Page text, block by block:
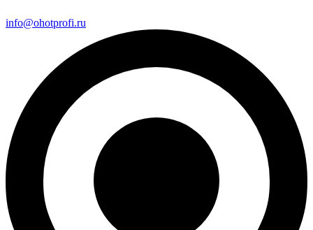
info@ohotprofi.ru